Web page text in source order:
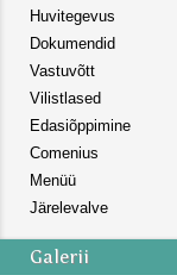
Huvitegevus
Dokumendid
Vastuvõtt
Vilistlased
Edasiõppimine
Comenius
Menüü
Järelevalve